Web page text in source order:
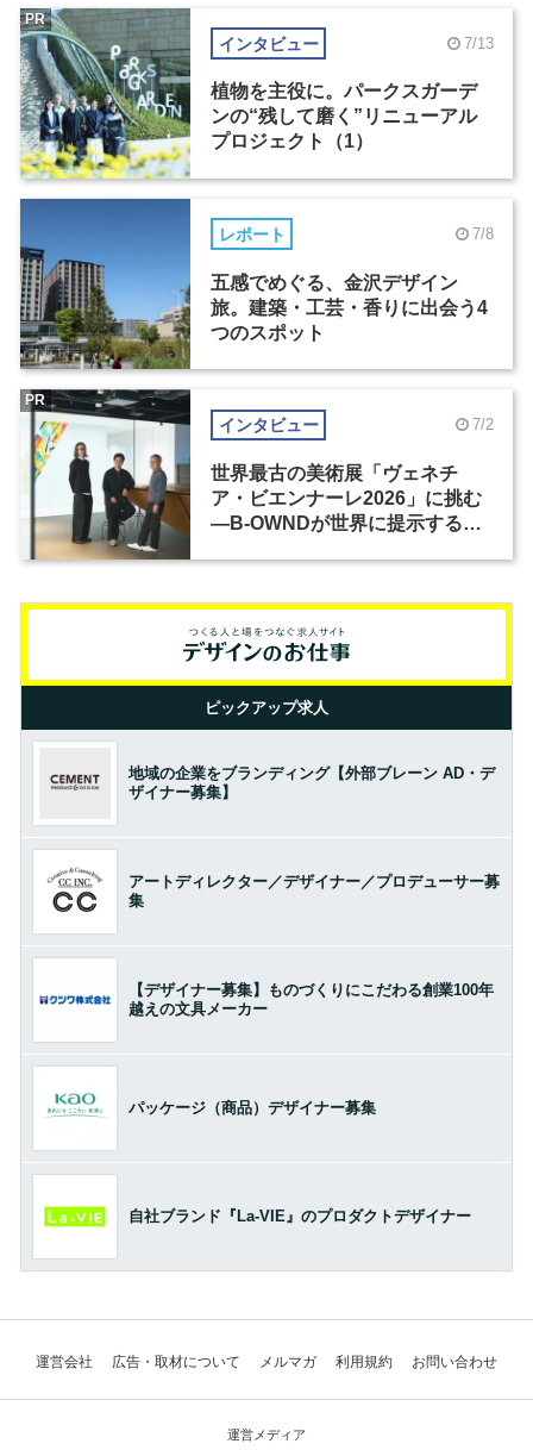
インタビュー 7/13
植物を主役に。パークスガーデ
ンの“残して磨く”リニューアル
プロジェクト（1）
PR
レポート 7/8
五感でめぐる、金沢デザイン
旅。建築・工芸・香りに出会う4
つのスポット
インタビュー 7/2
世界最古の美術展「ヴェネチ
ア・ビエンナーレ2026」に挑む
―B-OWNDが世界に提示する美
PR
ピックアップ求人
地域の企業をブランディング【外部ブレーン AD・デ
ザイナー募集】
アートディレクター／デザイナー／プロデューサー募
集
【デザイナー募集】ものづくりにこだわる創業100年
越えの文具メーカー
パッケージ（商品）デザイナー募集
自社ブランド『La-VIE』のプロダクトデザイナー
運営会社 広告・取材について メルマガ 利用規約 お問い合わせ
運営メディア